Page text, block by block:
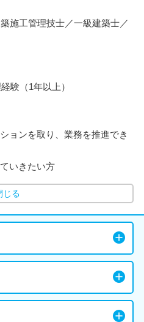
施工管理技士／一級建築士／
験（1年以上）
ョンを取り、業務を推進でき
いきたい方
じる